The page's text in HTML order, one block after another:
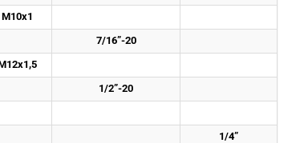
M10x1
7/16”-20
1/2”-20
1/4”